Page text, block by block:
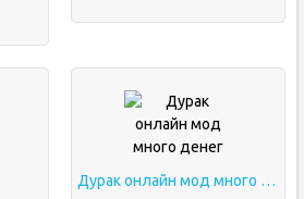
Дурак онлайн мод много денег